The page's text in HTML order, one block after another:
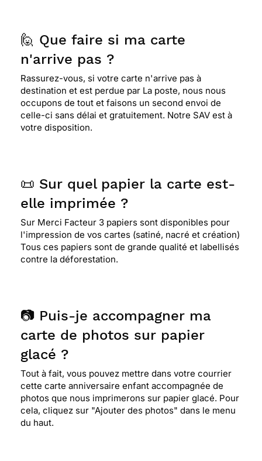
🙋 Que faire si ma carte
n'arrive pas ?
Rassurez-vous, si votre carte n'arrive pas à
destination et est perdue par La poste, nous nous
occupons de tout et faisons un second envoi de
celle-ci sans délai et gratuitement. Notre SAV est à
votre disposition.
📜 Sur quel papier la carte est-
elle imprimée ?
Sur Merci Facteur 3 papiers sont disponibles pour
l'impression de vos cartes (satiné, nacré et création)
Tous ces papiers sont de grande qualité et labellisés
contre la déforestation.
📷 Puis-je accompagner ma
carte de photos sur papier
glacé ?
Tout à fait, vous pouvez mettre dans votre courrier
cette carte anniversaire enfant accompagnée de
photos que nous imprimerons sur papier glacé. Pour
cela, cliquez sur "Ajouter des photos" dans le menu
du haut.